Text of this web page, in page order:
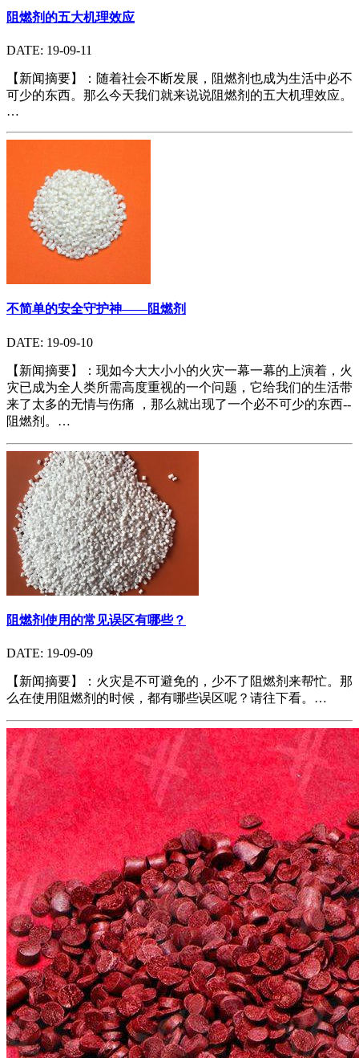
阻燃剂的五大机理效应
DATE: 19-09-11
【新闻摘要】：随着社会不断发展，阻燃剂也成为生活中必不
可少的东西。那么今天我们就来说说阻燃剂的五大机理效应。
…
不简单的安全守护神——阻燃剂
DATE: 19-09-10
【新闻摘要】：现如今大大小小的火灾一幕一幕的上演着，火
灾已成为全人类所需高度重视的一个问题，它给我们的生活带
来了太多的无情与伤痛 ，那么就出现了一个必不可少的东西--
阻燃剂。…
阻燃剂使用的常见误区有哪些？
DATE: 19-09-09
【新闻摘要】：火灾是不可避免的，少不了阻燃剂来帮忙。那
么在使用阻燃剂的时候，都有哪些误区呢？请往下看。…